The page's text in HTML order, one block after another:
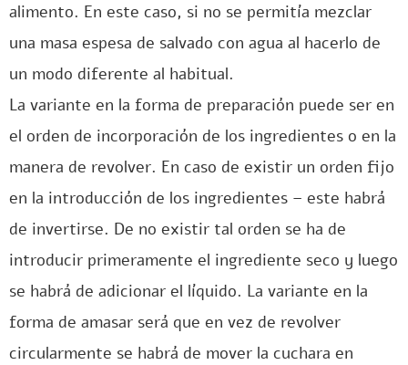
alimento. En este caso, si no se permitía mezclar
una masa espesa de salvado con agua al hacerlo de
un modo diferente al habitual.
La variante en la forma de preparación puede ser en
el orden de incorporación de los ingredientes o en la
manera de revolver. En caso de existir un orden fijo
en la introducción de los ingredientes – este habrá
de invertirse. De no existir tal orden se ha de
introducir primeramente el ingrediente seco y luego
se habrá de adicionar el líquido. La variante en la
forma de amasar será que en vez de revolver
circularmente se habrá de mover la cuchara en